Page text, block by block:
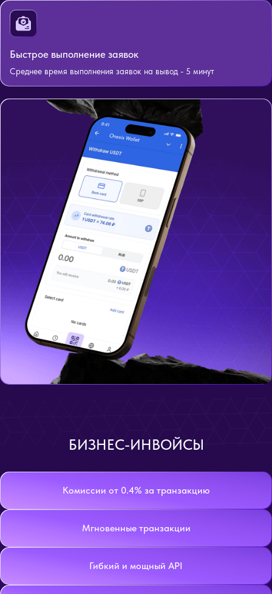
Быстрое выполнение заявок
Среднее время выполнения заявок на вывод - 5 минут
БИЗНЕС-ИНВОЙСЫ
Комиссии от 0.4% за транзакцию
Мгновенные транзакции
Гибкий и мощный API